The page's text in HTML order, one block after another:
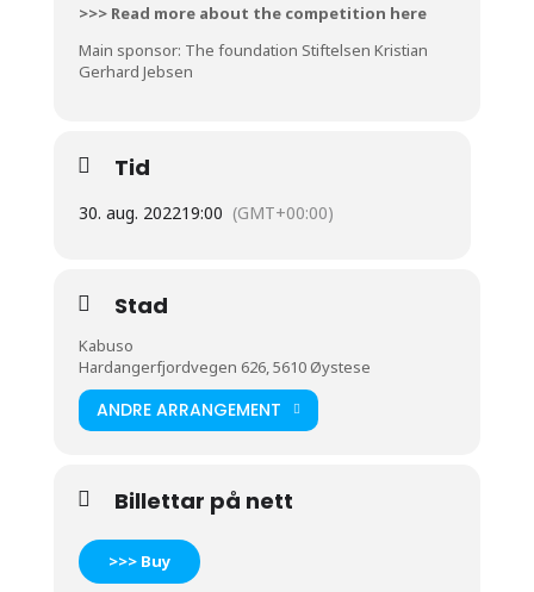
>>> Read more about the competition here
Main sponsor: The foundation Stiftelsen Kristian
Gerhard Jebsen
Tid
30. aug. 202219:00 (GMT+00:00)
Stad
Kabuso
Hardangerfjordvegen 626, 5610 Øystese
ANDRE ARRANGEMENT
Billettar på nett
>>> Buy